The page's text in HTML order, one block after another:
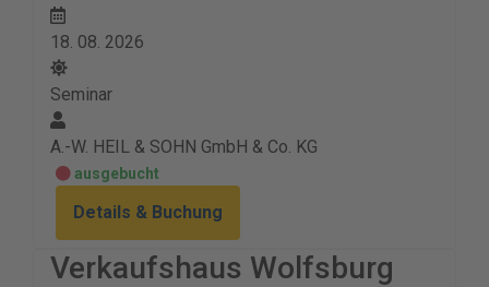
18. 08. 2026
Seminar
A.-W. HEIL & SOHN GmbH & Co. KG
ausgebucht
Details & Buchung
Verkaufshaus Wolfsburg